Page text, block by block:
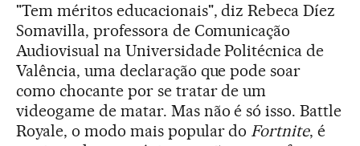
"Tem méritos educacionais", diz Rebeca Díez
Somavilla, professora de Comunicação
Audiovisual na Universidade Politécnica de
Valência, uma declaração que pode soar
como chocante por se tratar de um
videogame de matar. Mas não é só isso. Battle
Royale, o modo mais popular doFortnite, é